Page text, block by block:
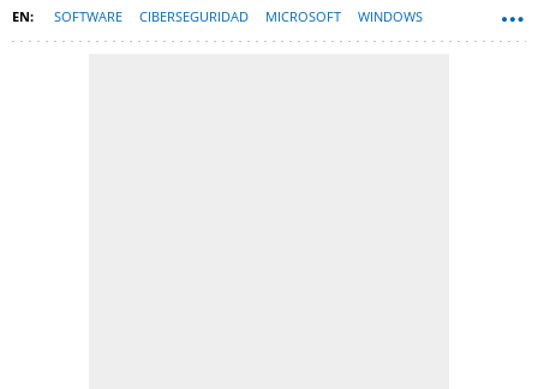
SOFTWARE CIBERSEGURIDAD MICROSOFT WINDOWS